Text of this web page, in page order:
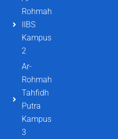
Rohmah
IIBS
Kampus
2
Ar-
Rohmah
Tahfidh
Putra
Kampus
3